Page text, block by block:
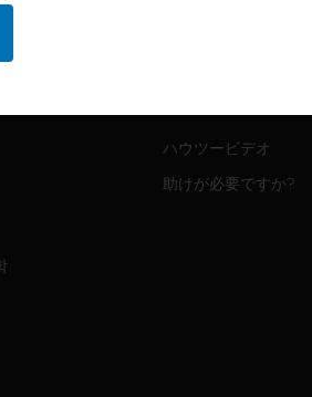
ハウツービデオ
助けが必要ですか?